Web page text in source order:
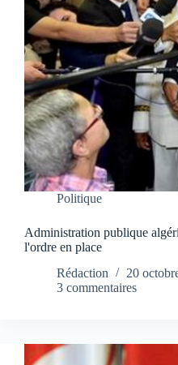
Politique
Administration publique
l'ordre en place
Rédaction
20
3 commentaires